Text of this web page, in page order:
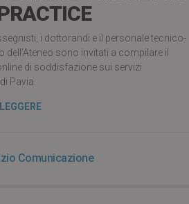
i dottorandi e il personale tecnico-
dell’Ateneo sono invitati a compilare il
di soddisfazione sui servizi
Pavia.
Comunicazione